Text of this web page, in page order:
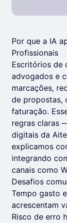
Por que a IA
Profissionais
Escritórios de
advogados e
marcações,
de propostas,
faturação.
regras claras
digitais da
explicamos
integrando
canais como
Desafios
Tempo gasto
acrescentam
Risco de erro